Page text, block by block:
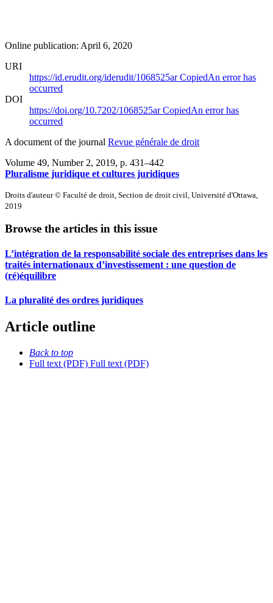
Online publication: April 6, 2020
URI
https://id.erudit.org/iderudit/1068525arCopiedAn error has
occurred
DOI
https://doi.org/10.7202/1068525arCopiedAn error has
occurred
A document of the journal Revue générale de droit
Volume 49, Number 2, 2019, p. 431–442
Pluralisme juridique et cultures juridiques
Droits d'auteur © Faculté de droit, Section de droit civil, Université d'Ottawa,
2019
Browse the articles in this issue
L’intégration de la responsabilité sociale des entreprises dans les
traités internationaux d’investissement : une question de
(ré)équilibre
La pluralité des ordres juridiques
Article outline
Back to top
Full text (PDF) Full text (PDF)